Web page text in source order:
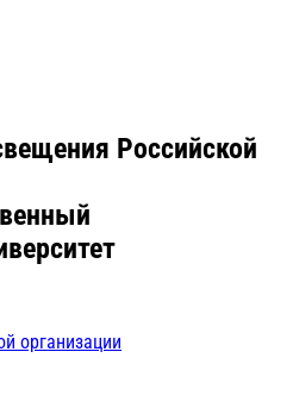
Российской
организации